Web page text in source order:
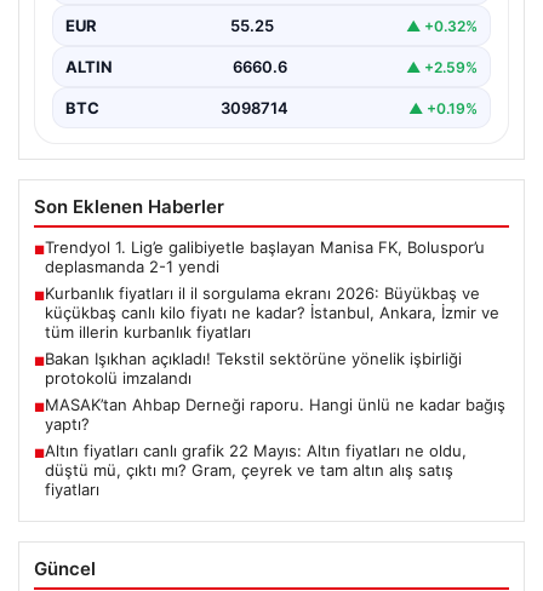
EUR 55.25 ▲ +0.32%
ALTIN 6660.6 ▲ +2.59%
BTC 3098714 ▲ +0.19%
Son Eklenen Haberler
■Trendyol 1. Lig’e galibiyetle başlayan Manisa FK, Boluspor’u
deplasmanda 2-1 yendi
■Kurbanlık fiyatları il il sorgulama ekranı 2026: Büyükbaş ve
küçükbaş canlı kilo fiyatı ne kadar? İstanbul, Ankara, İzmir ve
tüm illerin kurbanlık fiyatları
■Bakan Işıkhan açıkladı! Tekstil sektörüne yönelik işbirliği
protokolü imzalandı
■MASAK’tan Ahbap Derneği raporu. Hangi ünlü ne kadar bağış
yaptı?
■Altın fiyatları canlı grafik 22 Mayıs: Altın fiyatları ne oldu,
düştü mü, çıktı mı? Gram, çeyrek ve tam altın alış satış
fiyatları
Güncel